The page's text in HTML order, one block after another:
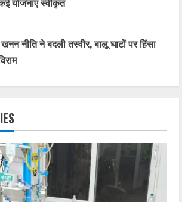
नीति ने बदली तस्वीर, बालू घाटों पर हिंसा